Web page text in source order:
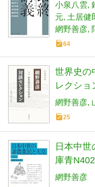
小泉八雲
元 土居健
網野善彦
64
世界史の
レクショ
網野善彦
25
日本中
庫青
網野善彦